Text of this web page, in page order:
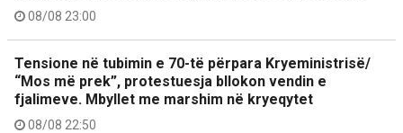
08/08 23:00
Tensione në tubimin e 70-të përpara Kryeministrisë/
“Mos më prek”, protestuesja bllokon vendin e
fjalimeve. Mbyllet me marshim në kryeqytet
08/08 22:50